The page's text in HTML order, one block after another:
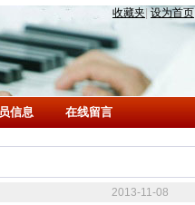
收藏夹 设为首页
信息 在线留言
2013-11-08